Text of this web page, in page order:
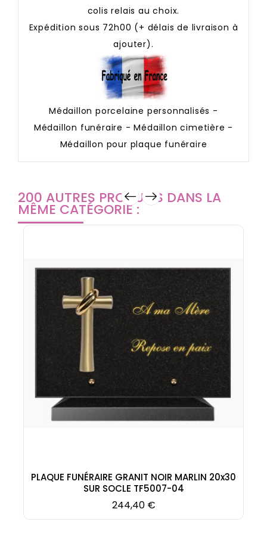
colis relais au choix.
Expédition sous 72h00 (+ délais de livraison à
ajouter).
Médaillon porcelaine personnalisés -
Médaillon funéraire - Médaillon cimetière -
Médaillon pour plaque funéraire
200 AUTRES PRODUITS DANS LA
MÊME CATÉGORIE :
PLAQUE FUNÉRAIRE GRANIT NOIR MARLIN 20x30
SUR SOCLE TF5007-04
Prix
244,40 €